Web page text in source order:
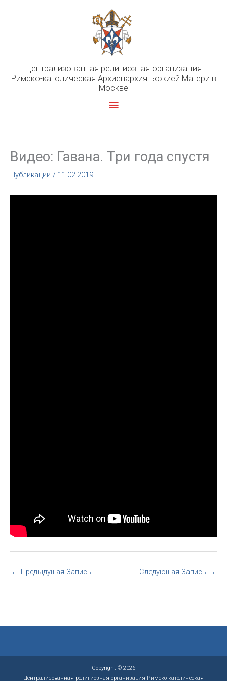
Централизованная религиозная организация
Римско-католическая Архиепархия Божией Матери в
Москве
Главное
Видео: Гавана. Три года спустя
Публикации / 11.02.2019
← Предыдущая Запись Следующая Запись →
Copyright © 2026
Централизованная религиозная организация Римско-католическая